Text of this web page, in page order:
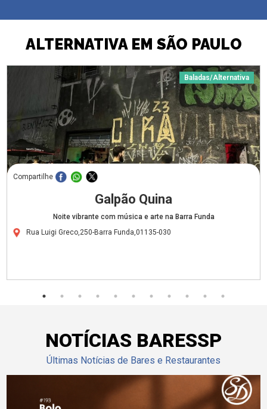
ALTERNATIVA EM SÃO PAULO
Baladas/Alternativa
Compartilhe
Galpão Quina
Noite vibrante com música e arte na Barra Funda
Rua Luigi Greco,250-Barra Funda,01135-030
NOTÍCIAS BARESSP
Últimas Notícias de Bares e Restaurantes